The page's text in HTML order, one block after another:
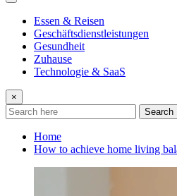
Essen & Reisen
Geschäftsdienstleistungen
Gesundheit
Zuhause
Technologie & SaaS
×
Search
Home
How to achieve home living